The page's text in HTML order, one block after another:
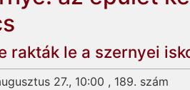
rakták le a szernyei
27., 10:00 , 189. szám